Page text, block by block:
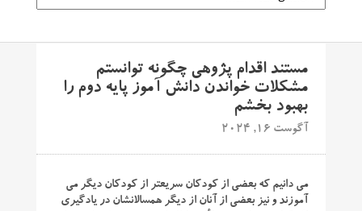
مستند اقدام پژوهی چگونه توانستم
مشکلات خواندن دانش آموز پایه دوم را
بهبود بخشم
آگوست 16, 2024
می دانیم که بعضی از کودکان سریعتر از کودکان دیگر می
آموزند و نیز بعضی از آنان از دیگر همسالانشان در یادگیری